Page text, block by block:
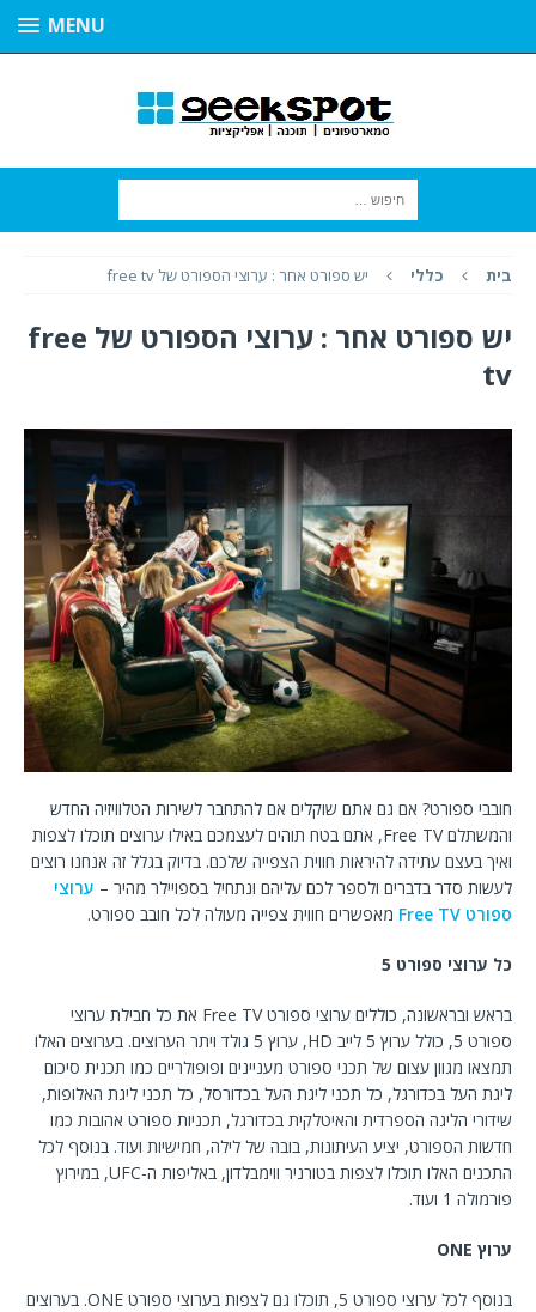
MENU
בית כללי יש ספורט אחר : ערוצי הספורט של free tv
יש ספורט אחר : ערוצי הספורט של free
tv
חובבי ספורט? אם גם אתם שוקלים אם להתחבר לשירות הטלוויזיה החדש
והמשתלם Free TV, אתם בטח תוהים לעצמכם באילו ערוצים תוכלו לצפות
ואיך בעצם עתידה להיראות חווית הצפייה שלכם. בדיוק בגלל זה אנחנו רוצים
לעשות סדר בדברים ולספר לכם עליהם ונתחיל בספויילר מהיר – ערוצי
ספורט Free TV
מאפשרים חווית צפייה מעולה לכל חובב ספורט.
כל ערוצי ספורט 5
בראש ובראשונה, כוללים ערוצי ספורט Free TV את כל חבילת ערוצי
ספורט 5, כולל ערוץ 5 לייב HD, ערוץ 5 גולד ויתר הערוצים. בערוצים האלו
תמצאו מגוון עצום של תכני ספורט מעניינים ופופולריים כמו תכנית סיכום
ליגת העל בכדורגל, כל תכני ליגת העל בכדורסל, כל תכני ליגת האלופות,
שידורי הליגה הספרדית והאיטלקית בכדורגל, תכניות ספורט אהובות כמו
חדשות הספורט, יציע העיתונות, בובה של לילה, חמישיות ועוד. בנוסף לכל
התכנים האלו תוכלו לצפות בטורניר ווימבלדון, באליפות ה-UFC, במירוץ
פורמולה 1 ועוד.
ערוץ ONE
בנוסף לכל ערוצי ספורט 5, תוכלו גם לצפות בערוצי ספורט ONE. בערוצים